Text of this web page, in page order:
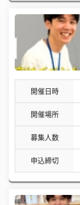
開催日時
開催場所
募集人数
申込締切